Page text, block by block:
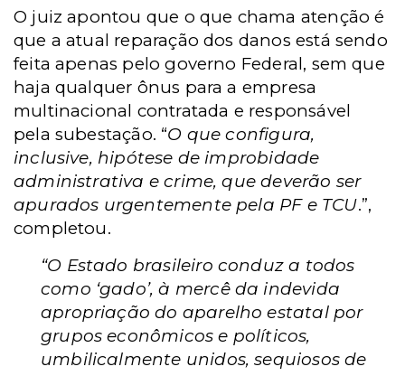
O juiz apontou que o que chama atenção é
que a atual reparação dos danos está sendo
feita apenas pelo governo Federal, sem que
haja qualquer ônus para a empresa
multinacional contratada e responsável
pela subestação. “O que configura,
inclusive, hipótese de improbidade
administrativa e crime, que deverão ser
apurados urgentemente pela PF e TCU.”,
completou.
“O Estado brasileiro conduz a todos
como ‘gado’, à mercê da indevida
apropriação do aparelho estatal por
grupos econômicos e políticos,
umbilicalmente unidos, sequiosos de